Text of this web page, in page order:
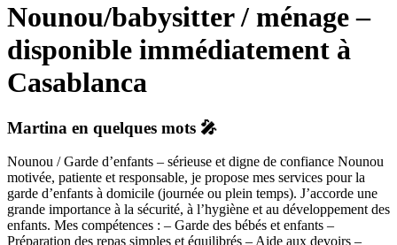
Nounou/babysitter / ménage –
disponible immédiatement à
Casablanca
Martina en quelques mots 🎤
Nounou / Garde d’enfants – sérieuse et digne de confiance Nounou
motivée, patiente et responsable, je propose mes services pour la
garde d’enfants à domicile (journée ou plein temps). J’accorde une
grande importance à la sécurité, à l’hygiène et au développement des
enfants. Mes compétences : – Garde des bébés et enfants –
Préparation des repas simples et équilibrés – Aide aux devoirs –